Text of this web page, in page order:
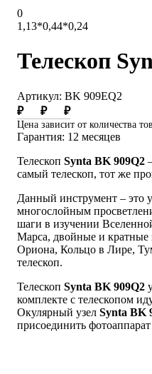
0
1,13*0,44*0,24
Телескоп
Артикул: BK 909EQ2
₽
₽ ₽
Цена зависит от количества
Гарантия: 12 месяцев
Телескоп Synta BK 909Q2
самый телескоп, тот же
Данный инструмент – это
многослойным
шаги в изучении
Марса, двойные и кратные
Ориона, Кольцо в Лире,
телескоп.
Телескоп Synta BK 909Q2
комплекте с телескопом
Окулярный узел Synta BK
присоединить